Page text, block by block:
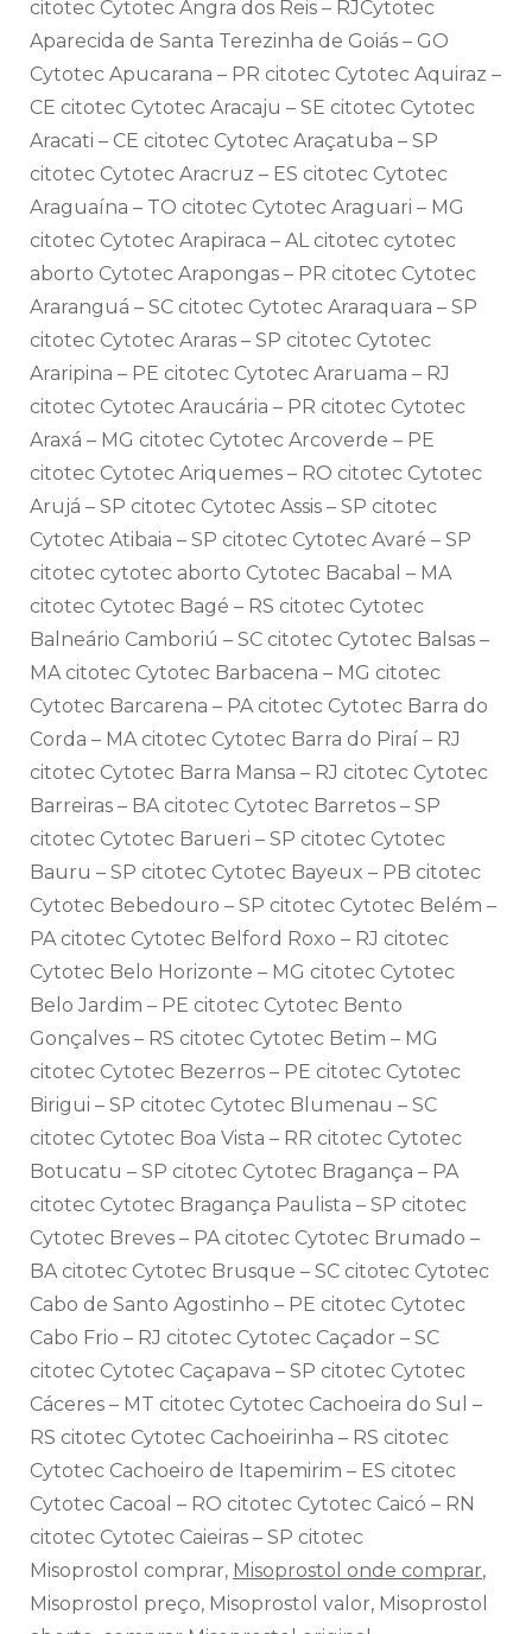
citotec Cytotec Angra dos Reis – RJCytotec
Aparecida de Santa Terezinha de Goiás – GO
Cytotec Apucarana – PR citotec Cytotec Aquiraz –
CE citotec Cytotec Aracaju – SE citotec Cytotec
Aracati – CE citotec Cytotec Araçatuba – SP
citotec Cytotec Aracruz – ES citotec Cytotec
Araguaína – TO citotec Cytotec Araguari – MG
citotec Cytotec Arapiraca – AL citotec cytotec
aborto Cytotec Arapongas – PR citotec Cytotec
Araranguá – SC citotec Cytotec Araraquara – SP
citotec Cytotec Araras – SP citotec Cytotec
Araripina – PE citotec Cytotec Araruama – RJ
citotec Cytotec Araucária – PR citotec Cytotec
Araxá – MG citotec Cytotec Arcoverde – PE
citotec Cytotec Ariquemes – RO citotec Cytotec
Arujá – SP citotec Cytotec Assis – SP citotec
Cytotec Atibaia – SP citotec Cytotec Avaré – SP
citotec cytotec aborto Cytotec Bacabal – MA
citotec Cytotec Bagé – RS citotec Cytotec
Balneário Camboriú – SC citotec Cytotec Balsas –
MA citotec Cytotec Barbacena – MG citotec
Cytotec Barcarena – PA citotec Cytotec Barra do
Corda – MA citotec Cytotec Barra do Piraí – RJ
citotec Cytotec Barra Mansa – RJ citotec Cytotec
Barreiras – BA citotec Cytotec Barretos – SP
citotec Cytotec Barueri – SP citotec Cytotec
Bauru – SP citotec Cytotec Bayeux – PB citotec
Cytotec Bebedouro – SP citotec Cytotec Belém –
PA citotec Cytotec Belford Roxo – RJ citotec
Cytotec Belo Horizonte – MG citotec Cytotec
Belo Jardim – PE citotec Cytotec Bento
Gonçalves – RS citotec Cytotec Betim – MG
citotec Cytotec Bezerros – PE citotec Cytotec
Birigui – SP citotec Cytotec Blumenau – SC
citotec Cytotec Boa Vista – RR citotec Cytotec
Botucatu – SP citotec Cytotec Bragança – PA
citotec Cytotec Bragança Paulista – SP citotec
Cytotec Breves – PA citotec Cytotec Brumado –
BA citotec Cytotec Brusque – SC citotec Cytotec
Cabo de Santo Agostinho – PE citotec Cytotec
Cabo Frio – RJ citotec Cytotec Caçador – SC
citotec Cytotec Caçapava – SP citotec Cytotec
Cáceres – MT citotec Cytotec Cachoeira do Sul –
RS citotec Cytotec Cachoeirinha – RS citotec
Cytotec Cachoeiro de Itapemirim – ES citotec
Cytotec Cacoal – RO citotec Cytotec Caicó – RN
citotec Cytotec Caieiras – SP citotec
Misoprostol comprar, Misoprostol onde comprar,
Misoprostol preço, Misoprostol valor, Misoprostol